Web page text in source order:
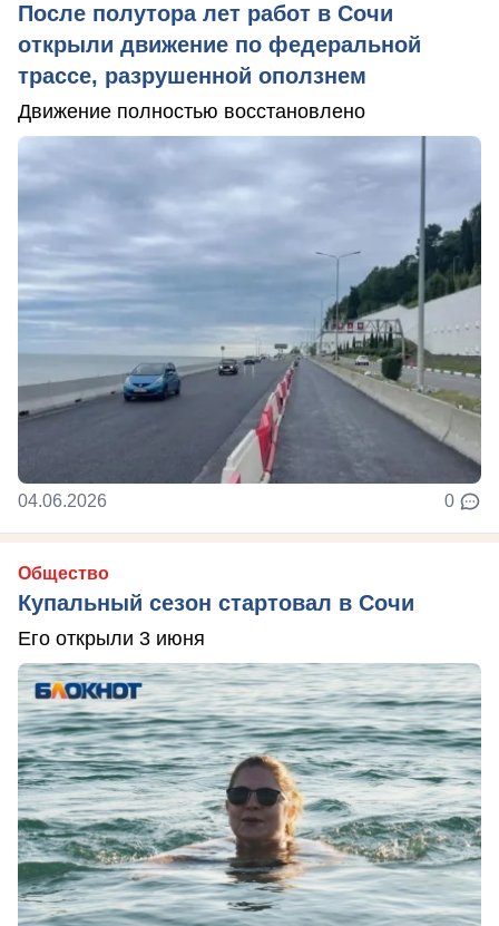
После полутора лет работ в Сочи
открыли движение по федеральной
трассе, разрушенной оползнем
Движение полностью восстановлено
04.06.2026 0
Общество
Купальный сезон стартовал в Сочи
Его открыли 3 июня